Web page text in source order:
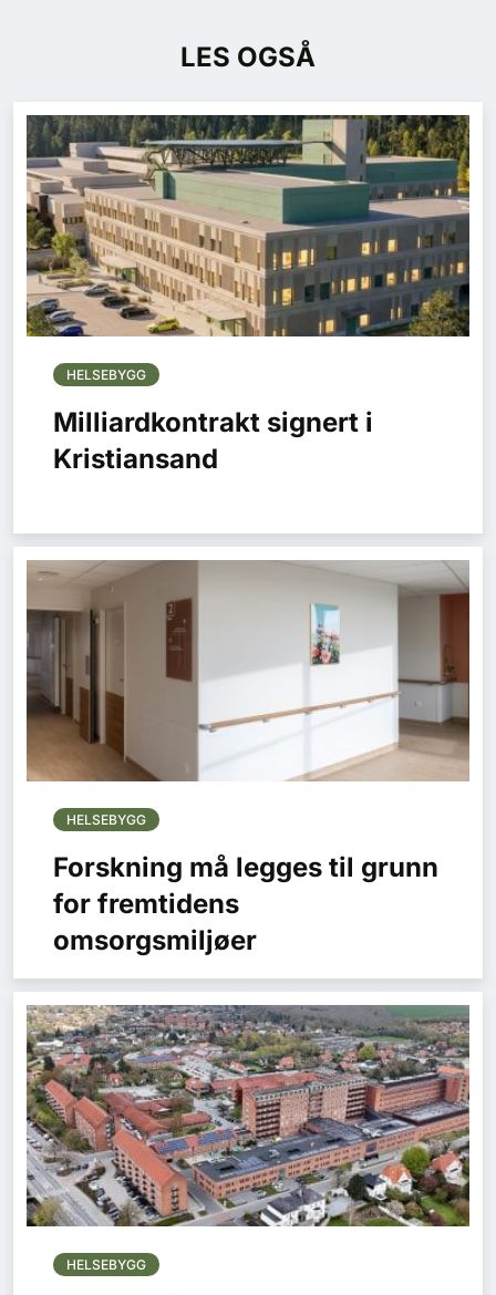
LES OGSÅ
HELSEBYGG
Milliardkontrakt signert i
Kristiansand
HELSEBYGG
Forskning må legges til grunn
for fremtidens
omsorgsmiljøer
HELSEBYGG